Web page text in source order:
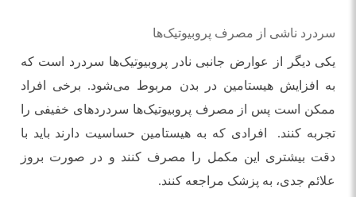
سردرد ناشی از مصرف پروبیوتیک‌ها
یکی دیگر از عوارض جانبی نادر پروبیوتیک‌ها سردرد است که
به افزایش هیستامین در بدن مربوط می‌شود. برخی افراد
ممکن است پس از مصرف پروبیوتیک‌ها سردردهای خفیفی را
تجربه کنند. افرادی که به هیستامین حساسیت دارند باید با
دقت بیشتری این مکمل را مصرف کنند و در صورت بروز
علائم جدی، به پزشک مراجعه کنند.